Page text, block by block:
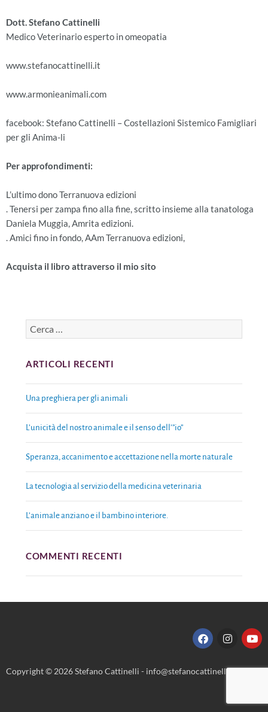
Dott. Stefano Cattinelli
Medico Veterinario esperto in omeopatia
www.stefanocattinelli.it
www.armonieanimali.com
facebook: Stefano Cattinelli – Costellazioni Sistemico Famigliari
per gli Anima-li
Per approfondimenti:
L’ultimo dono Terranuova edizioni
. Tenersi per zampa fino alla fine, scritto insieme alla tanatologa
Daniela Muggia, Amrita edizioni.
. Amici fino in fondo, AAm Terranuova edizioni,
Acquista il libro attraverso il mio sito
ARTICOLI RECENTI
Una preghiera per gli animali
L’unicità del nostro animale e il senso dell’”io”
Speranza, accanimento e accettazione nella morte naturale
La tecnologia al servizio della medicina veterinaria
L’animale anziano e il bambino interiore.
COMMENTI RECENTI
Copyright © 2026 Stefano Cattinelli - info@stefanocattinelli.it